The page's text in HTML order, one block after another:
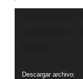
Descargar archivo: